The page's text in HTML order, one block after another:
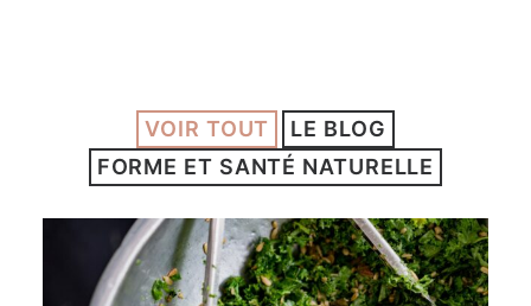
CONFÉRENCES
ARTICLES
YOGA
VOIR TOUT
LE BLOG
FORME ET SANTÉ NATURELLE